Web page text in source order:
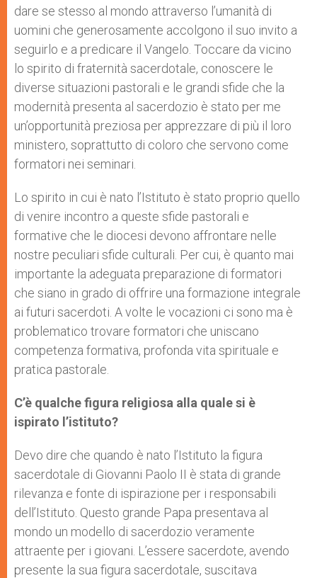
dare se stesso al mondo attraverso l’umanità di
uomini che generosamente accolgono il suo invito a
seguirlo e a predicare il Vangelo. Toccare da vicino
lo spirito di fraternità sacerdotale, conoscere le
diverse situazioni pastorali e le grandi sfide che la
modernità presenta al sacerdozio è stato per me
un’opportunità preziosa per apprezzare di più il loro
ministero, soprattutto di coloro che servono come
formatori nei seminari.
Lo spirito in cui è nato l’Istituto è stato proprio quello
di venire incontro a queste sfide pastorali e
formative che le diocesi devono affrontare nelle
nostre peculiari sfide culturali. Per cui, è quanto mai
importante la adeguata preparazione di formatori
che siano in grado di offrire una formazione integrale
ai futuri sacerdoti. A volte le vocazioni ci sono ma è
problematico trovare formatori che uniscano
competenza formativa, profonda vita spirituale e
pratica pastorale.
C’è qualche figura religiosa alla quale si è
ispirato l’istituto?
Devo dire che quando è nato l’Istituto la figura
sacerdotale di Giovanni Paolo II è stata di grande
rilevanza e fonte di ispirazione per i responsabili
dell’Istituto. Questo grande Papa presentava al
mondo un modello di sacerdozio veramente
attraente per i giovani. L’essere sacerdote, avendo
presente la sua figura sacerdotale, suscitava